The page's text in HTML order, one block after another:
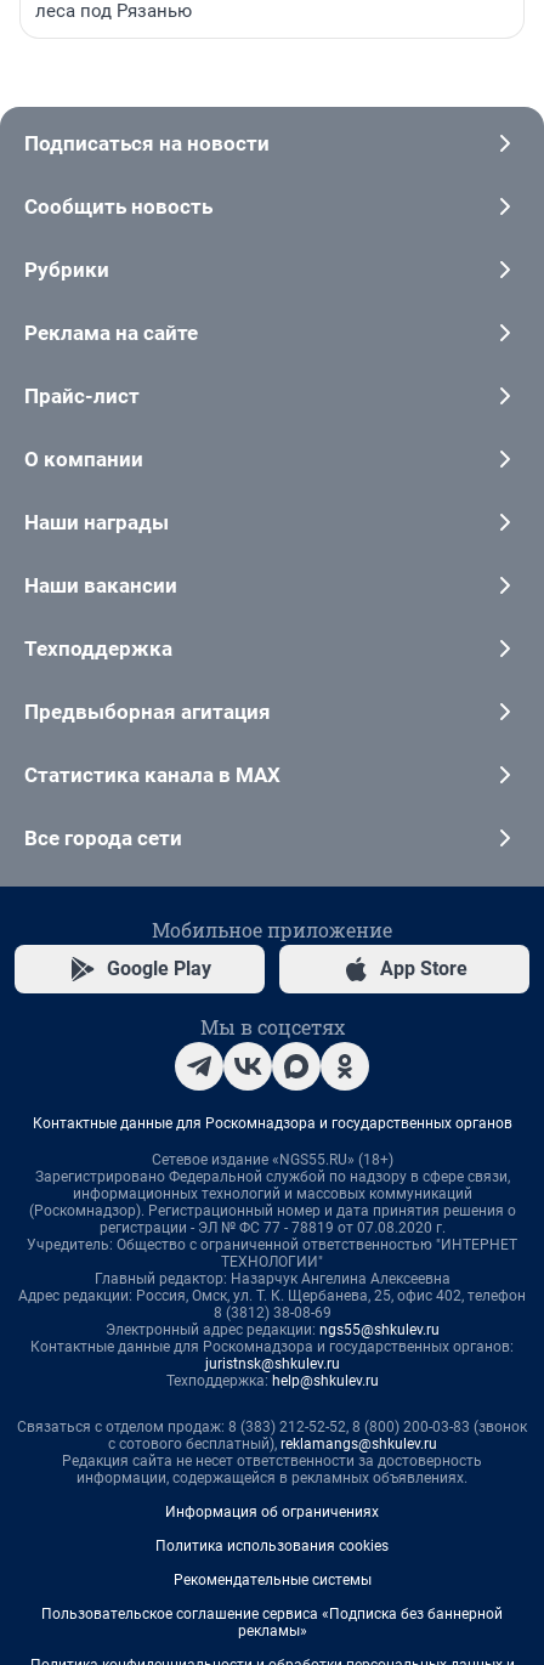
леса под Рязанью
Подписаться на новости
Сообщить новость
Рубрики
Реклама на сайте
Прайс-лист
О компании
Наши награды
Наши вакансии
Техподдержка
Предвыборная агитация
Статистика канала в MAX
Все города сети
Мобильное приложение
Google Play App Store
Мы в соцсетях
Контактные данные для Роскомнадзора и государственных органов
Сетевое издание «NGS55.RU» (18+)
Зарегистрировано Федеральной службой по надзору в сфере связи,
информационных технологий и массовых коммуникаций
(Роскомнадзор). Регистрационный номер и дата принятия решения о
регистрации - ЭЛ № ФС 77 - 78819 от 07.08.2020 г.
Учредитель: Общество с ограниченной ответственностью "ИНТЕРНЕТ
ТЕХНОЛОГИИ"
Главный редактор: Назарчук Ангелина Алексеевна
Адрес редакции: Россия, Омск, ул. Т. К. Щербанева, 25, офис 402, телефон
8 (3812) 38-08-69
Электронный адрес редакции: ngs55@shkulev.ru
Контактные данные для Роскомнадзора и государственных органов:
juristnsk@shkulev.ru
Техподдержка: help@shkulev.ru
Связаться с отделом продаж: 8 (383) 212-52-52, 8 (800) 200-03-83 (звонок
с сотового бесплатный), reklamangs@shkulev.ru
Редакция сайта не несет ответственности за достоверность
информации, содержащейся в рекламных объявлениях.
Информация об ограничениях
Политика использования cookies
Рекомендательные системы
Пользовательское соглашение сервиса «Подписка без баннерной
рекламы»